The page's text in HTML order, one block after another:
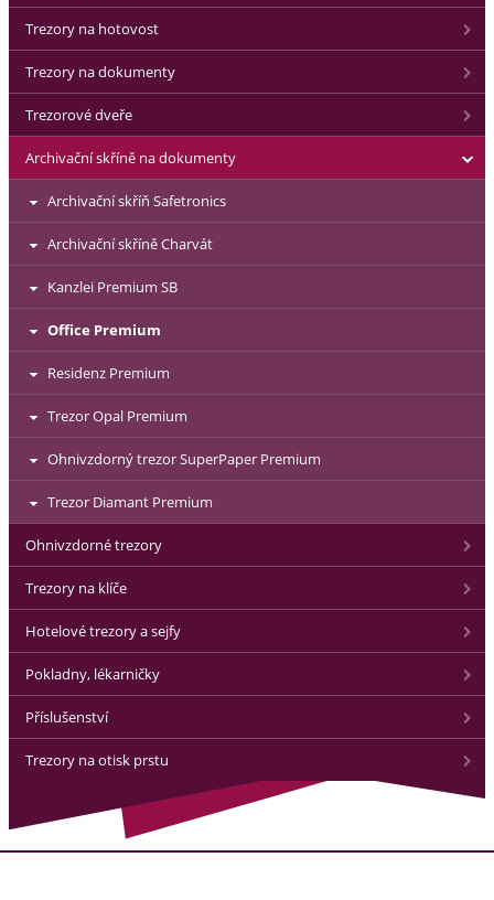
Trezory na hotovost
Trezory na dokumenty
Trezorové dveře
Archivační skříně na dokumenty
Archivační skříň Safetronics
Archivační skříně Charvát
Kanzlei Premium SB
Office Premium
Residenz Premium
Trezor Opal Premium
Ohnivzdorný trezor SuperPaper Premium
Trezor Diamant Premium
Ohnivzdorné trezory
Trezory na klíče
Hotelové trezory a sejfy
Pokladny, lékarničky
Příslušenství
Trezory na otisk prstu